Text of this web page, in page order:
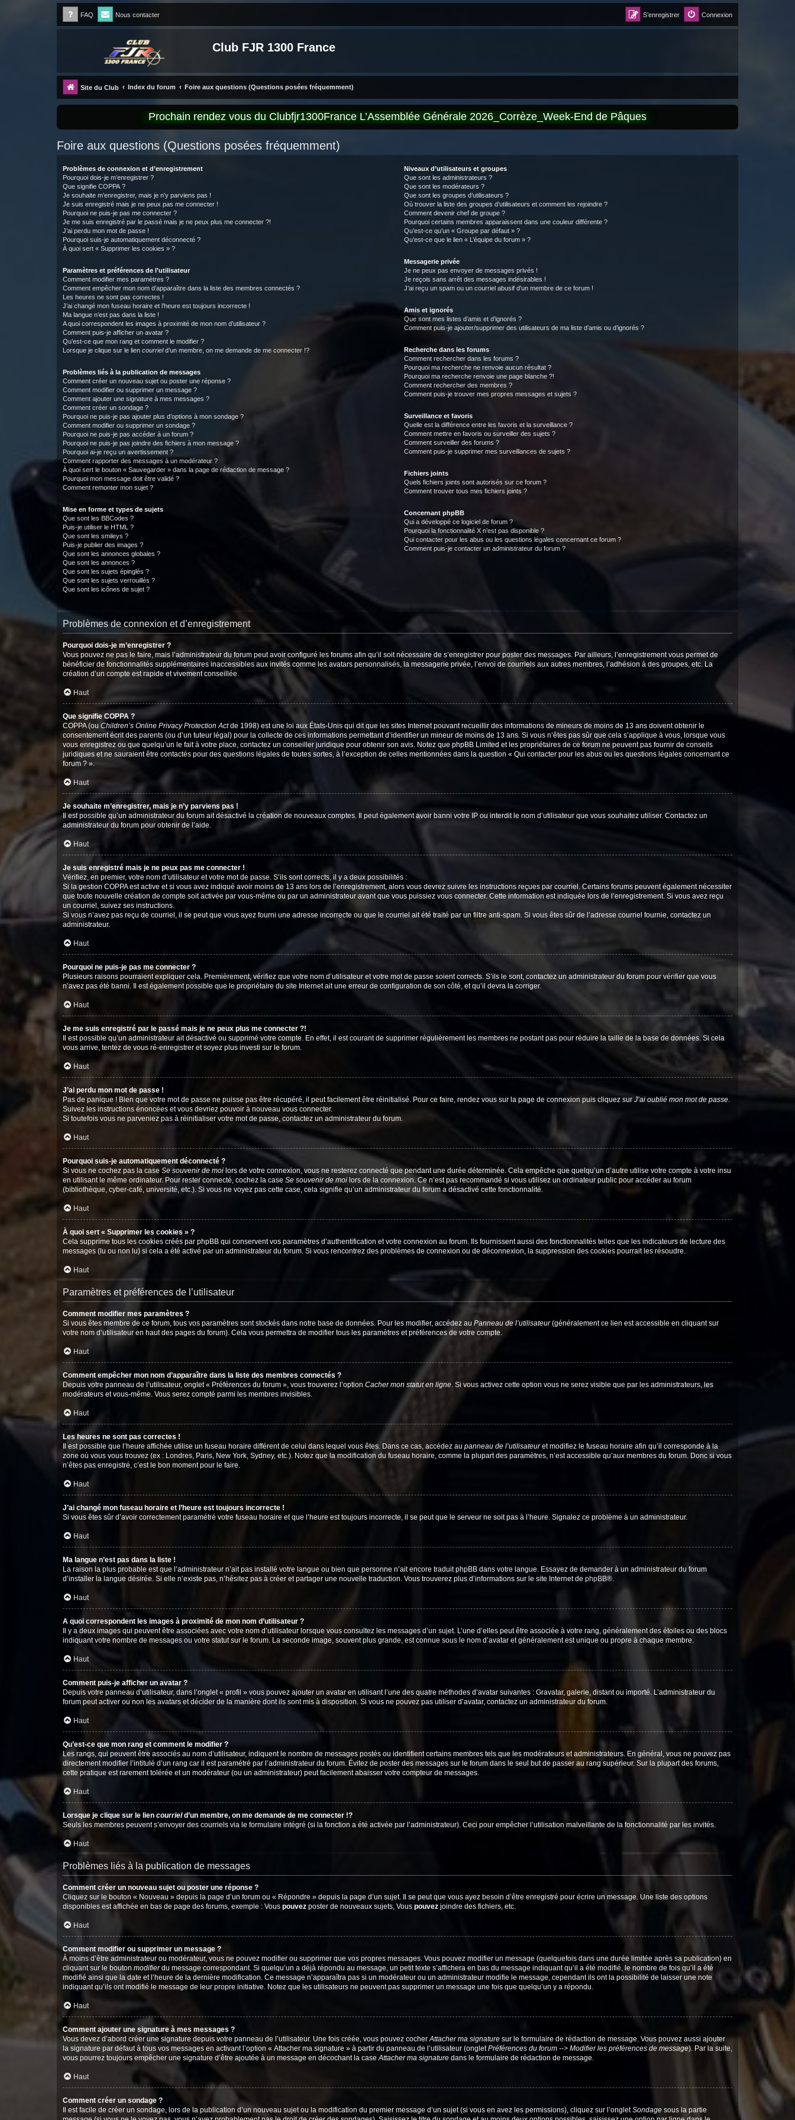
FAQ Nous contacter Connexion
S’enregistrer
Club FJR 1300 France
Site du Club Index du forum Foire aux questions (Questions posées fréquemment)
Prochain rendez vous du Clubfjr1300France L’Assemblée Générale 2026_Corrèze_Week-End de Pâques
Foire aux questions (Questions posées fréquemment)
Problèmes de connexion et d’enregistrement
Pourquoi dois-je m’enregistrer ?
Que signifie COPPA ?
Je souhaite m’enregistrer, mais je n’y parviens pas !
Je suis enregistré mais je ne peux pas me connecter !
Pourquoi ne puis-je pas me connecter ?
Je me suis enregistré par le passé mais je ne peux plus me connecter ?!
J’ai perdu mon mot de passe !
Pourquoi suis-je automatiquement déconnecté ?
À quoi sert « Supprimer les cookies » ?
Paramètres et préférences de l’utilisateur
Comment modifier mes paramètres ?
Comment empêcher mon nom d’apparaître dans la liste des membres connectés ?
Les heures ne sont pas correctes !
J’ai changé mon fuseau horaire et l’heure est toujours incorrecte !
Ma langue n’est pas dans la liste !
A quoi correspondent les images à proximité de mon nom d’utilisateur ?
Comment puis-je afficher un avatar ?
Qu’est-ce que mon rang et comment le modifier ?
Lorsque je clique sur le lien courrield’un membre, on me demande de me connecter !?
Problèmes liés à la publication de messages
Comment créer un nouveau sujet ou poster une réponse ?
Comment modifier ou supprimer un message ?
Comment ajouter une signature à mes messages ?
Comment créer un sondage ?
Pourquoi ne puis-je pas ajouter plus d’options à mon sondage ?
Comment modifier ou supprimer un sondage ?
Pourquoi ne puis-je pas accéder à un forum ?
Pourquoi ne puis-je pas joindre des fichiers à mon message ?
Pourquoi ai-je reçu un avertissement ?
Comment rapporter des messages à un modérateur ?
À quoi sert le bouton « Sauvegarder » dans la page de rédaction de message ?
Pourquoi mon message doit être validé ?
Comment remonter mon sujet ?
Mise en forme et types de sujets
Que sont les BBCodes ?
Puis-je utiliser le HTML ?
Que sont les smileys ?
Puis-je publier des images ?
Que sont les annonces globales ?
Que sont les annonces ?
Que sont les sujets épinglés ?
Que sont les sujets verrouillés ?
Que sont les icônes de sujet ?
Niveaux d’utilisateurs et groupes
Que sont les administrateurs ?
Que sont les modérateurs ?
Que sont les groupes d’utilisateurs ?
Où trouver la liste des groupes d’utilisateurs et comment les rejoindre ?
Comment devenir chef de groupe ?
Pourquoi certains membres apparaissent dans une couleur différente ?
Qu’est-ce qu’un « Groupe par défaut » ?
Qu’est-ce que le lien « L’équipe du forum » ?
Messagerie privée
Je ne peux pas envoyer de messages privés !
Je reçois sans arrêt des messages indésirables !
J’ai reçu un spam ou un courriel abusif d’un membre de ce forum !
Amis et ignorés
Que sont mes listes d’amis et d’ignorés ?
Comment puis-je ajouter/supprimer des utilisateurs de ma liste d’amis ou d’ignorés ?
Recherche dans les forums
Comment rechercher dans les forums ?
Pourquoi ma recherche ne renvoie aucun résultat ?
Pourquoi ma recherche renvoie une page blanche ?!
Comment rechercher des membres ?
Comment puis-je trouver mes propres messages et sujets ?
Surveillance et favoris
Quelle est la différence entre les favoris et la surveillance ?
Comment mettre en favoris ou surveiller des sujets ?
Comment surveiller des forums ?
Comment puis-je supprimer mes surveillances de sujets ?
Fichiers joints
Quels fichiers joints sont autorisés sur ce forum ?
Comment trouver tous mes fichiers joints ?
Concernant phpBB
Qui a développé ce logiciel de forum ?
Pourquoi la fonctionnalité X n’est pas disponible ?
Qui contacter pour les abus ou les questions légales concernant ce forum ?
Comment puis-je contacter un administrateur du forum ?
Problèmes de connexion et d’enregistrement
Pourquoi dois-je m’enregistrer ?
Vous pouvez ne pas le faire, mais l’administrateur du forum peut avoir configuré les forums afin qu’il soit nécessaire de s’enregistrer pour poster des messages. Par ailleurs, l’enregistrement vous permet de
bénéficier de fonctionnalités supplémentaires inaccessibles aux invités comme les avatars personnalisés, la messagerie privée, l’envoi de courriels aux autres membres, l’adhésion à des groupes, etc. La
création d’un compte est rapide et vivement conseillée.
Haut
Que signifie COPPA ?
COPPA (ou Children’s Online Privacy Protection Actde 1998) est une loi aux États-Unis qui dit que les sites Internet pouvant recueillir des informations de mineurs de moins de 13 ans doivent obtenir le
consentement écrit des parents (ou d’un tuteur légal) pour la collecte de ces informations permettant d’identifier un mineur de moins de 13 ans. Si vous n’êtes pas sûr que cela s’applique à vous, lorsque vous
vous enregistrez ou que quelqu’un le fait à votre place, contactez un conseiller juridique pour obtenir son avis. Notez que phpBB Limited et les propriétaires de ce forum ne peuvent pas fournir de conseils
juridiques et ne sauraient être contactés pour des questions légales de toutes sortes, à l’exception de celles mentionnées dans la question « Qui contacter pour les abus ou les questions légales concernant ce
forum ? ».
Haut
Je souhaite m’enregistrer, mais je n’y parviens pas !
Il est possible qu’un administrateur du forum ait désactivé la création de nouveaux comptes. Il peut également avoir banni votre IP ou interdit le nom d’utilisateur que vous souhaitez utiliser. Contactez un
administrateur du forum pour obtenir de l’aide.
Haut
Je suis enregistré mais je ne peux pas me connecter !
Vérifiez, en premier, votre nom d’utilisateur et votre mot de passe. S’ils sont corrects, il y a deux possibilités :
Si la gestion COPPA est active et si vous avez indiqué avoir moins de 13 ans lors de l’enregistrement, alors vous devrez suivre les instructions reçues par courriel. Certains forums peuvent également nécessiter
que toute nouvelle création de compte soit activée par vous-même ou par un administrateur avant que vous puissiez vous connecter. Cette information est indiquée lors de l’enregistrement. Si vous avez reçu
un courriel, suivez ses instructions.
Si vous n’avez pas reçu de courriel, il se peut que vous ayez fourni une adresse incorrecte ou que le courriel ait été traité par un filtre anti-spam. Si vous êtes sûr de l’adresse courriel fournie, contactez un
administrateur.
Haut
Pourquoi ne puis-je pas me connecter ?
Plusieurs raisons pourraient expliquer cela. Premièrement, vérifiez que votre nom d’utilisateur et votre mot de passe soient corrects. S’ils le sont, contactez un administrateur du forum pour vérifier que vous
n’avez pas été banni. Il est également possible que le propriétaire du site Internet ait une erreur de configuration de son côté, et qu’il devra la corriger.
Haut
Je me suis enregistré par le passé mais je ne peux plus me connecter ?!
Il est possible qu’un administrateur ait désactivé ou supprimé votre compte. En effet, il est courant de supprimer régulièrement les membres ne postant pas pour réduire la taille de la base de données. Si cela
vous arrive, tentez de vous ré-enregistrer et soyez plus investi sur le forum.
Haut
J’ai perdu mon mot de passe !
Pas de panique ! Bien que votre mot de passe ne puisse pas être récupéré, il peut facilement être réinitialisé. Pour ce faire, rendez vous sur la page de connexion puis cliquez sur J’ai oublié mon mot de passe.
Suivez les instructions énoncées et vous devriez pouvoir à nouveau vous connecter.
Si toutefois vous ne parveniez pas à réinitialiser votre mot de passe, contactez un administrateur du forum.
Haut
Pourquoi suis-je automatiquement déconnecté ?
Si vous ne cochez pas la case Se souvenir de moi lors de votre connexion, vous ne resterez connecté que pendant une durée déterminée. Cela empêche que quelqu’un d’autre utilise votre compte à votre insu
en utilisant le même ordinateur. Pour rester connecté, cochez la case Se souvenir de moi lors de la connexion. Ce n’est pas recommandé si vous utilisez un ordinateur public pour accéder au forum
(bibliothèque, cyber-café, université, etc.). Si vous ne voyez pas cette case, cela signifie qu’un administrateur du forum a désactivé cette fonctionnalité.
Haut
À quoi sert « Supprimer les cookies » ?
Cela supprime tous les cookies créés par phpBB qui conservent vos paramètres d’authentification et votre connexion au forum. Ils fournissent aussi des fonctionnalités telles que les indicateurs de lecture des
messages (lu ou non lu) si cela a été activé par un administrateur du forum. Si vous rencontrez des problèmes de connexion ou de déconnexion, la suppression des cookies pourrait les résoudre.
Haut
Paramètres et préférences de l’utilisateur
Comment modifier mes paramètres ?
Si vous êtes membre de ce forum, tous vos paramètres sont stockés dans notre base de données. Pour les modifier, accédez au Panneau de l’utilisateur(généralement ce lien est accessible en cliquant sur
votre nom d’utilisateur en haut des pages du forum). Cela vous permettra de modifier tous les paramètres et préférences de votre compte.
Haut
Comment empêcher mon nom d’apparaître dans la liste des membres connectés ?
Depuis votre panneau de l’utilisateur, onglet « Préférences du forum », vous trouverez l’option Cacher mon statut en ligne. Si vous activez cette option vous ne serez visible que par les administrateurs, les
modérateurs et vous-même. Vous serez compté parmi les membres invisibles.
Haut
Les heures ne sont pas correctes !
Il est possible que l’heure affichée utilise un fuseau horaire différent de celui dans lequel vous êtes. Dans ce cas, accédez au panneau de l’utilisateuret modifiez le fuseau horaire afin qu’il corresponde à la
zone où vous vous trouvez (ex : Londres, Paris, New York, Sydney, etc.). Notez que la modification du fuseau horaire, comme la plupart des paramètres, n’est accessible qu’aux membres du forum. Donc si vous
n’êtes pas enregistré, c’est le bon moment pour le faire.
Haut
J’ai changé mon fuseau horaire et l’heure est toujours incorrecte !
Si vous êtes sûr d’avoir correctement paramétré votre fuseau horaire et que l’heure est toujours incorrecte, il se peut que le serveur ne soit pas à l’heure. Signalez ce problème à un administrateur.
Haut
Ma langue n’est pas dans la liste !
La raison la plus probable est que l’administrateur n’ait pas installé votre langue ou bien que personne n’ait encore traduit phpBB dans votre langue. Essayez de demander à un administrateur du forum
d’installer la langue désirée. Si elle n’existe pas, n’hésitez pas à créer et partager une nouvelle traduction. Vous trouverez plus d’informations sur le site Internet de phpBB®.
Haut
A quoi correspondent les images à proximité de mon nom d’utilisateur ?
Il y a deux images qui peuvent être associées avec votre nom d’utilisateur lorsque vous consultez les messages d’un sujet. L’une d’elles peut être associée à votre rang, généralement des étoiles ou des blocs
indiquant votre nombre de messages ou votre statut sur le forum. La seconde image, souvent plus grande, est connue sous le nom d’avatar et généralement est unique ou propre à chaque membre.
Haut
Comment puis-je afficher un avatar ?
Depuis votre panneau d’utilisateur, dans l’onglet « profil » vous pouvez ajouter un avatar en utilisant l’une des quatre méthodes d’avatar suivantes : Gravatar, galerie, distant ou importé. L’administrateur du
forum peut activer ou non les avatars et décider de la manière dont ils sont mis à disposition. Si vous ne pouvez pas utiliser d’avatar, contactez un administrateur du forum.
Haut
Qu’est-ce que mon rang et comment le modifier ?
Les rangs, qui peuvent être associés au nom d’utilisateur, indiquent le nombre de messages postés ou identifient certains membres tels que les modérateurs et administrateurs. En général, vous ne pouvez pas
directement modifier l’intitulé d’un rang car il est paramétré par l’administrateur du forum. Évitez de poster des messages sur le forum dans le seul but de passer au rang supérieur. Sur la plupart des forums,
cette pratique est rarement tolérée et un modérateur (ou un administrateur) peut facilement abaisser votre compteur de messages.
Haut
Lorsque je clique sur le lien courrield’un membre, on me demande de me connecter !?
Seuls les membres peuvent s’envoyer des courriels via le formulaire intégré (si la fonction a été activée par l’administrateur). Ceci pour empêcher l’utilisation malveillante de la fonctionnalité par les invités.
Haut
Problèmes liés à la publication de messages
Comment créer un nouveau sujet ou poster une réponse ?
Cliquez sur le bouton « Nouveau » depuis la page d’un forum ou « Répondre » depuis la page d’un sujet. Il se peut que vous ayez besoin d’être enregistré pour écrire un message. Une liste des options
disponibles est affichée en bas de page des forums, exemple : Vous pouvez poster de nouveaux sujets, Vous pouvez joindre des fichiers, etc.
Haut
Comment modifier ou supprimer un message ?
À moins d’être administrateur ou modérateur, vous ne pouvez modifier ou supprimer que vos propres messages. Vous pouvez modifier un message (quelquefois dans une durée limitée après sa publication) en
cliquant sur le bouton modifierdu message correspondant. Si quelqu’un a déjà répondu au message, un petit texte s’affichera en bas du message indiquant qu’il a été modifié, le nombre de fois qu’il a été
modifié ainsi que la date et l’heure de la dernière modification. Ce message n’apparaîtra pas si un modérateur ou un administrateur modifie le message, cependant ils ont la possibilité de laisser une note
indiquant qu’ils ont modifié le message de leur propre initiative. Notez que les utilisateurs ne peuvent pas supprimer un message une fois que quelqu’un y a répondu.
Haut
Comment ajouter une signature à mes messages ?
Vous devez d’abord créer une signature depuis votre panneau de l’utilisateur. Une fois créée, vous pouvez cocherAttacher ma signature sur le formulaire de rédaction de message. Vous pouvez aussi ajouter
la signature par défaut à tous vos messages en activant l’option « Attacher ma signature » à partir du panneau de l’utilisateur (ongletPréférences du forum --> Modifier les préférences de message). Par la suite,
vous pourrez toujours empêcher une signature d’être ajoutée à un message en décochant la caseAttacher ma signature dans le formulaire de rédaction de message.
Haut
Comment créer un sondage ?
Il est facile de créer un sondage, lors de la publication d’un nouveau sujet ou la modification du premier message d’un sujet (si vous en avez les permissions), cliquez sur l’ongletSondage sous la partie